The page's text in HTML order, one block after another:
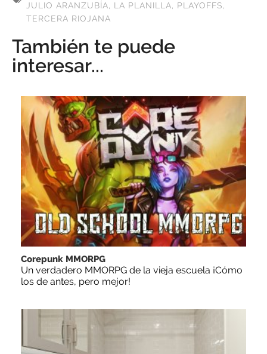
JULIO ARANZUBÍA, LA PLANILLA, PLAYOFFS,
TERCERA RIOJANA
También te puede
interesar...
Corepunk MMORPG
Un verdadero MMORPG de la vieja escuela ¡Cómo
los de antes, pero mejor!